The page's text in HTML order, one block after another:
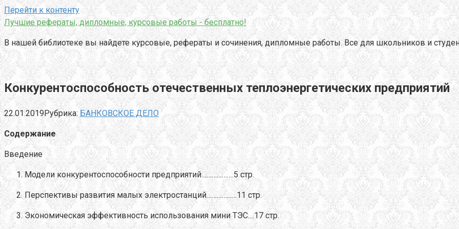
Перейти к контенту
Лучшие рефераты, дипломные, курсовые работы - бесплатно!
В нашей библиотеке вы найдете курсовые, рефераты и сочинения, дипломные работы. Все для школьников и
Конкурентоспособность отечественных теплоэнергетических предприятий
22.01.2019Рубрика: БАНКОВСКОЕ ДЕЛО
Содержание
Введение
Модели конкурентоспособности предприятий……………….5 стр.
Перспективы развития малых электростанций…………...…11 стр.
Экономическая эффективность использования мини ТЭС....17 стр.